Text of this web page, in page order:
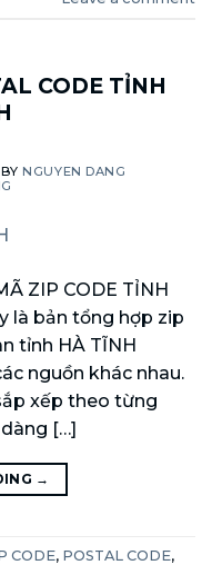
CODE TỈNH
BY NGUYEN DANG
ZIP CODE TỈNH
là bản tổng hợp zip
tỉnh HÀ TĨNH
nguồn khác nhau.
xếp theo từng
[…]
→
CODE, POSTAL CODE,